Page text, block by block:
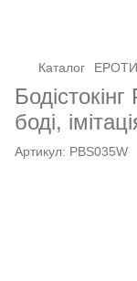
Каталог
боді,
Артикул: PBS035W